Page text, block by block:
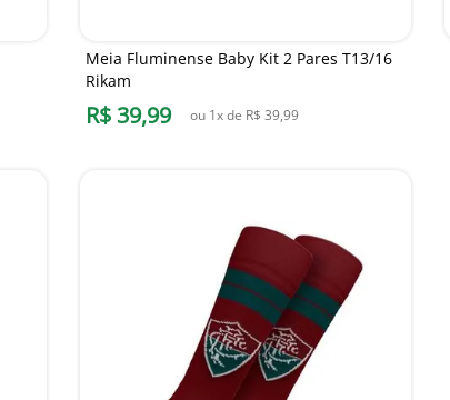
Meia Fluminense Baby Kit 2 Pares T13/16
Rikam
R$ 39,99 ou 1x de R$ 39,99